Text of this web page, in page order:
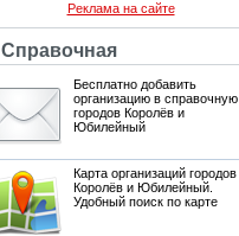
Реклама на сайте
Справочная
Бесплатно добавить
организацию в справочную
городов Королёв и
Юбилейный
Карта организаций городов
Королёв и Юбилейный.
Удобный поиск по карте